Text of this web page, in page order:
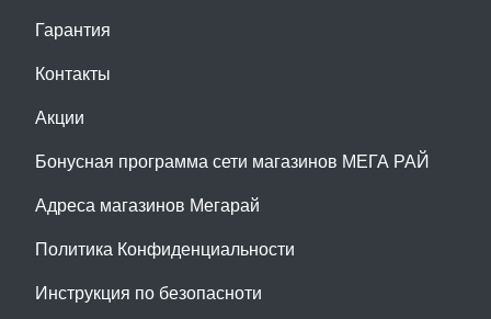
Гарантия
Контакты
Акции
Бонусная программа сети магазинов МЕГА РАЙ
Адреса магазинов Мегарай
Политика Конфиденциальности
Инструкция по безопасноти